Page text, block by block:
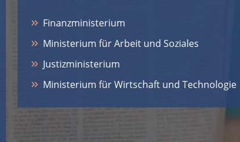
Finanzministerium
Ministerium für Arbeit und Soziales
Justizministerium
Ministerium für Wirtschaft und Technologie